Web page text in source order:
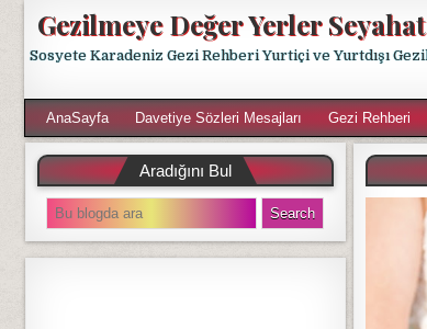
Gezilmeye Değer Yerler
Sosyete Karadeniz Gezi Rehberi Yurtiçi ve Yurtdışı
AnaSayfa Davetiye Sözleri Mesajları Gezi Rehberi
Aradığını Bul
S
e